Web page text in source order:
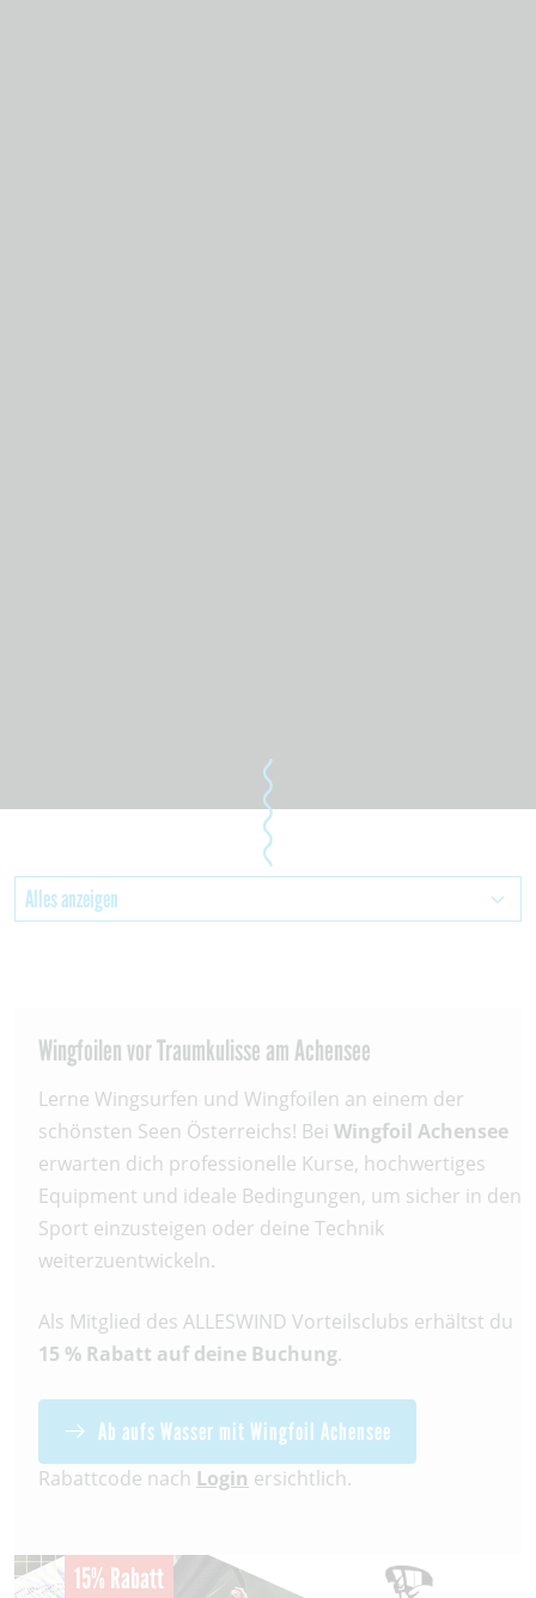
Wingfoilen vor Traumkulisse am Achensee
Lerne Wingsurfen und Wingfoilen an einem der
schönsten Seen Österreichs! Bei Wingfoil Achensee
erwarten dich professionelle Kurse, hochwertiges
Equipment und ideale Bedingungen, um sicher in den
Sport einzusteigen oder deine Technik
weiterzuentwickeln.
Als Mitglied des ALLESWIND Vorteilsclubs erhältst du
15 % Rabatt auf deine Buchung.
Ab aufs Wasser mit Wingfoil Achensee
Rabattcode nach Login ersichtlich.
15% Rabatt